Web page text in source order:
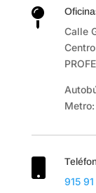

Calle
915